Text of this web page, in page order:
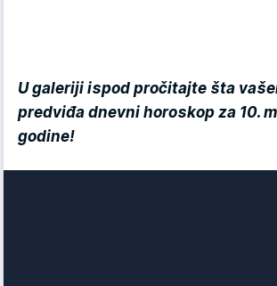
U galeriji ispod pročitajte šta
predviđa dnevni horoskop za 10.
godine!